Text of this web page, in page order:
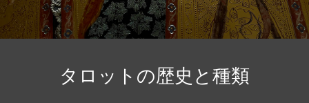
タロットの歴史と種類